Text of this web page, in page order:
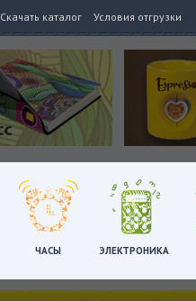
Скачать каталог Условия отгрузки
ЧАСЫ ЭЛЕКТРОНИКА